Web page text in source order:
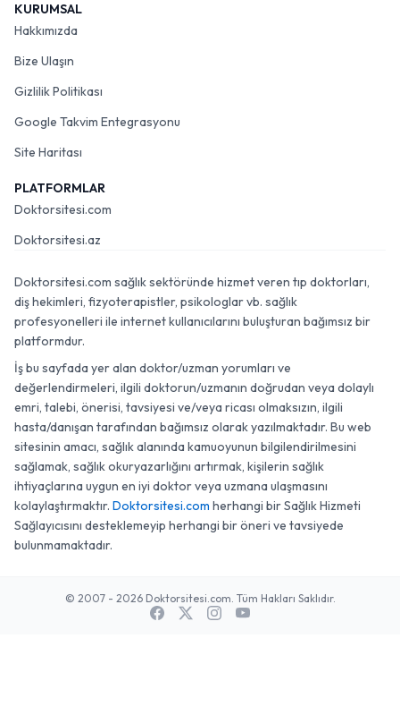
KURUMSAL
Hakkımızda
Bize Ulaşın
Gizlilik Politikası
Google Takvim Entegrasyonu
Site Haritası
PLATFORMLAR
Doktorsitesi.com
Doktorsitesi.az
Doktorsitesi.com sağlık sektöründe hizmet veren tıp doktorları,
diş hekimleri, fizyoterapistler, psikologlar vb. sağlık
profesyonelleri ile internet kullanıcılarını buluşturan bağımsız bir
platformdur.
İş bu sayfada yer alan doktor/uzman yorumları ve
değerlendirmeleri, ilgili doktorun/uzmanın doğrudan veya dolaylı
emri, talebi, önerisi, tavsiyesi ve/veya ricası olmaksızın, ilgili
hasta/danışan tarafından bağımsız olarak yazılmaktadır. Bu web
sitesinin amacı, sağlık alanında kamuoyunun bilgilendirilmesini
sağlamak, sağlık okuryazarlığını artırmak, kişilerin sağlık
ihtiyaçlarına uygun en iyi doktor veya uzmana ulaşmasını
kolaylaştırmaktır. Doktorsitesi.com herhangi bir Sağlık Hizmeti
Sağlayıcısını desteklemeyip herhangi bir öneri ve tavsiyede
bulunmamaktadır.
© 2007 - 2026 Doktorsitesi.com. Tüm Hakları Saklıdır.